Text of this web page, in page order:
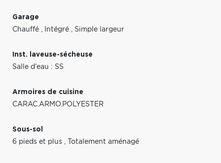
Garage
Chauffé , Intégré , Simple largeur
Inst. laveuse-sécheuse
Salle d'eau : SS
Armoires de cuisine
CARAC.ARMO.POLYESTER
Sous-sol
6 pieds et plus , Totalement aménagé